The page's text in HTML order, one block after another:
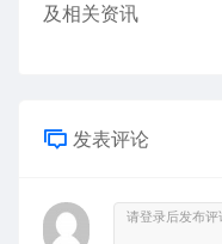
及相关资讯
发表评论